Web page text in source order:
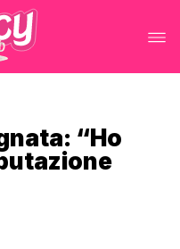
“Ho